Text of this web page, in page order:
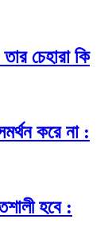
চেহারা কি
করে না :
হবে :